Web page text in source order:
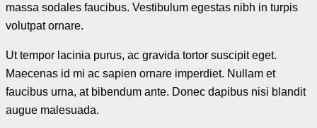
massa sodales faucibus. Vestibulum egestas nibh in turpis
volutpat ornare.
Ut tempor lacinia purus, ac gravida tortor suscipit eget.
Maecenas id mi ac sapien ornare imperdiet. Nullam et
faucibus urna, at bibendum ante. Donec dapibus nisi blandit
augue malesuada.